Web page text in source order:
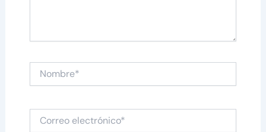
Nombre*
Correo
electrónico*